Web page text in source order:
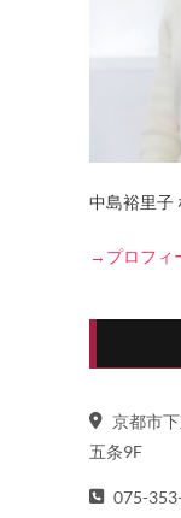
中島裕里子
→プロフィ
京都市
五条9F
075-